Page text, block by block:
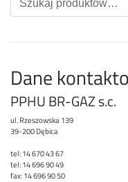
Dane
PPHU BR-GAZ s.c.
ul. Rzeszowska 139
39-200 Dębica
tel: 14 670 43 67
tel: 14 696 90 49
fax: 14 696 90 50